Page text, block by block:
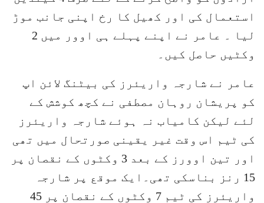
استعمال کی اور کھیل کا رخ اپنی جانب موڑ
لیا ۔ عامر نے اپنے پہلے ہی اوور میں 2
وکٹیں حاصل کیں۔
عامر نے شارجہ واریئرز کی بیٹنگ لائن اپ
کو پریشان روہان مصطفی نے کچھ کوشش کے
لئے لیکن کامیاب نہ ہوئے شارجہ واریئرز
کی ٹیم اس وقت غیر یقینی صورتحال میں تھی
اور تین اوورز کے بعد 3 وکٹوں کے نقصان پر
15 رنز بناسکی تھی۔ایک موقع پر شارجہ
واریئرز کی ٹیم 7 وکٹوں کے نقصان پر 45